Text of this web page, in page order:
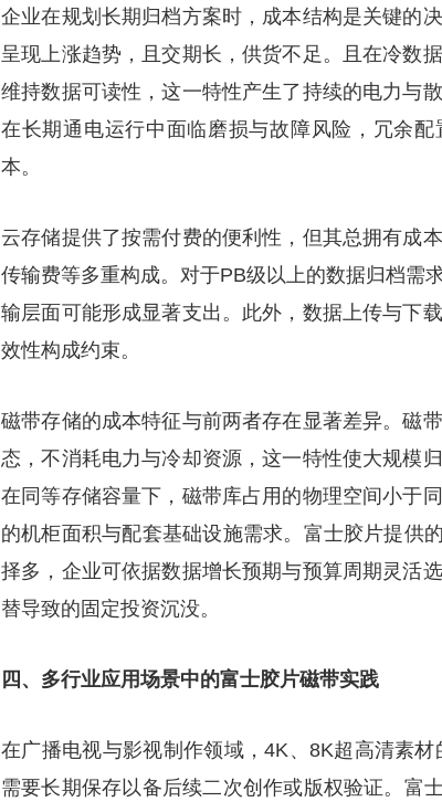
企业在规划长期归档方案时，成本结构是关键的
呈现上涨趋势，且交期长，供货不足。且在冷数
维持数据可读性，这一特性产生了持续的电力与
在长期通电运行中面临磨损与故障风险，冗余
本。
云存储提供了按需付费的便利性，但其总拥有成
传输费等多重构成。对于PB级以上的数据归档需
输层面可能形成显著支出。此外，数据上传与下
效性构成约束。
磁带存储的成本特征与前两者存在显著差异。磁
态，不消耗电力与冷却资源，这一特性使大规模
在同等存储容量下，磁带库占用的物理空间小于
的机柜面积与配套基础设施需求。富士胶片提供
择多，企业可依据数据增长预期与预算周期灵活
替导致的固定投资沉没。
四、多行业应用场景中的富士胶片磁带实践
在广播电视与影视制作领域，4K、8K超高清素
需要长期保存以备后续二次创作或版权验证。富